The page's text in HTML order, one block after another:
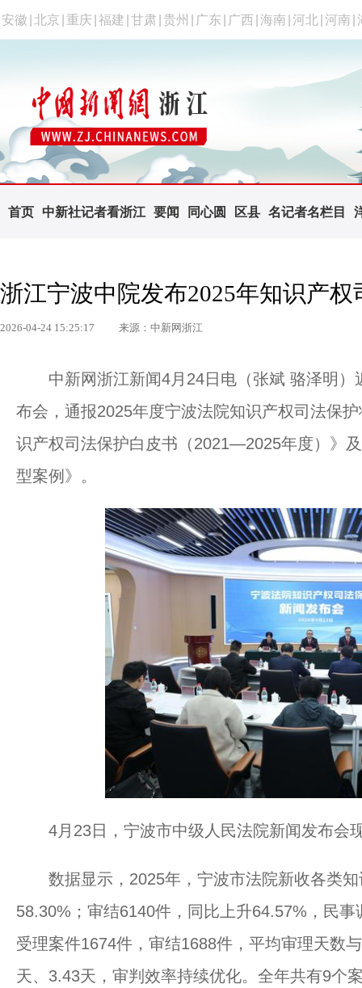
安徽 北京 重庆 福建 甘肃 贵州 广东 广西 海南 河北 河南
首页 中新社记者看浙江 要闻 同心圆 区县 名记者名栏目
浙江宁波中院发布2025年知识产权
2026-04-24 15:25:17 来源：中新网浙江
中新网浙江新闻4月24日电（张斌 骆泽明）
布会，通报2025年度宁波法院知识产权司法保
识产权司法保护白皮书（2021—2025年度）》
型案例》。
4月23日，宁波市中级人民法院新闻发布会
数据显示，2025年，宁波市法院新收各类知
58.30%；审结6140件，同比上升64.57%，民
受理案件1674件，审结1688件，平均审理天数
天、3.43天，审判效率持续优化。全年共有9个